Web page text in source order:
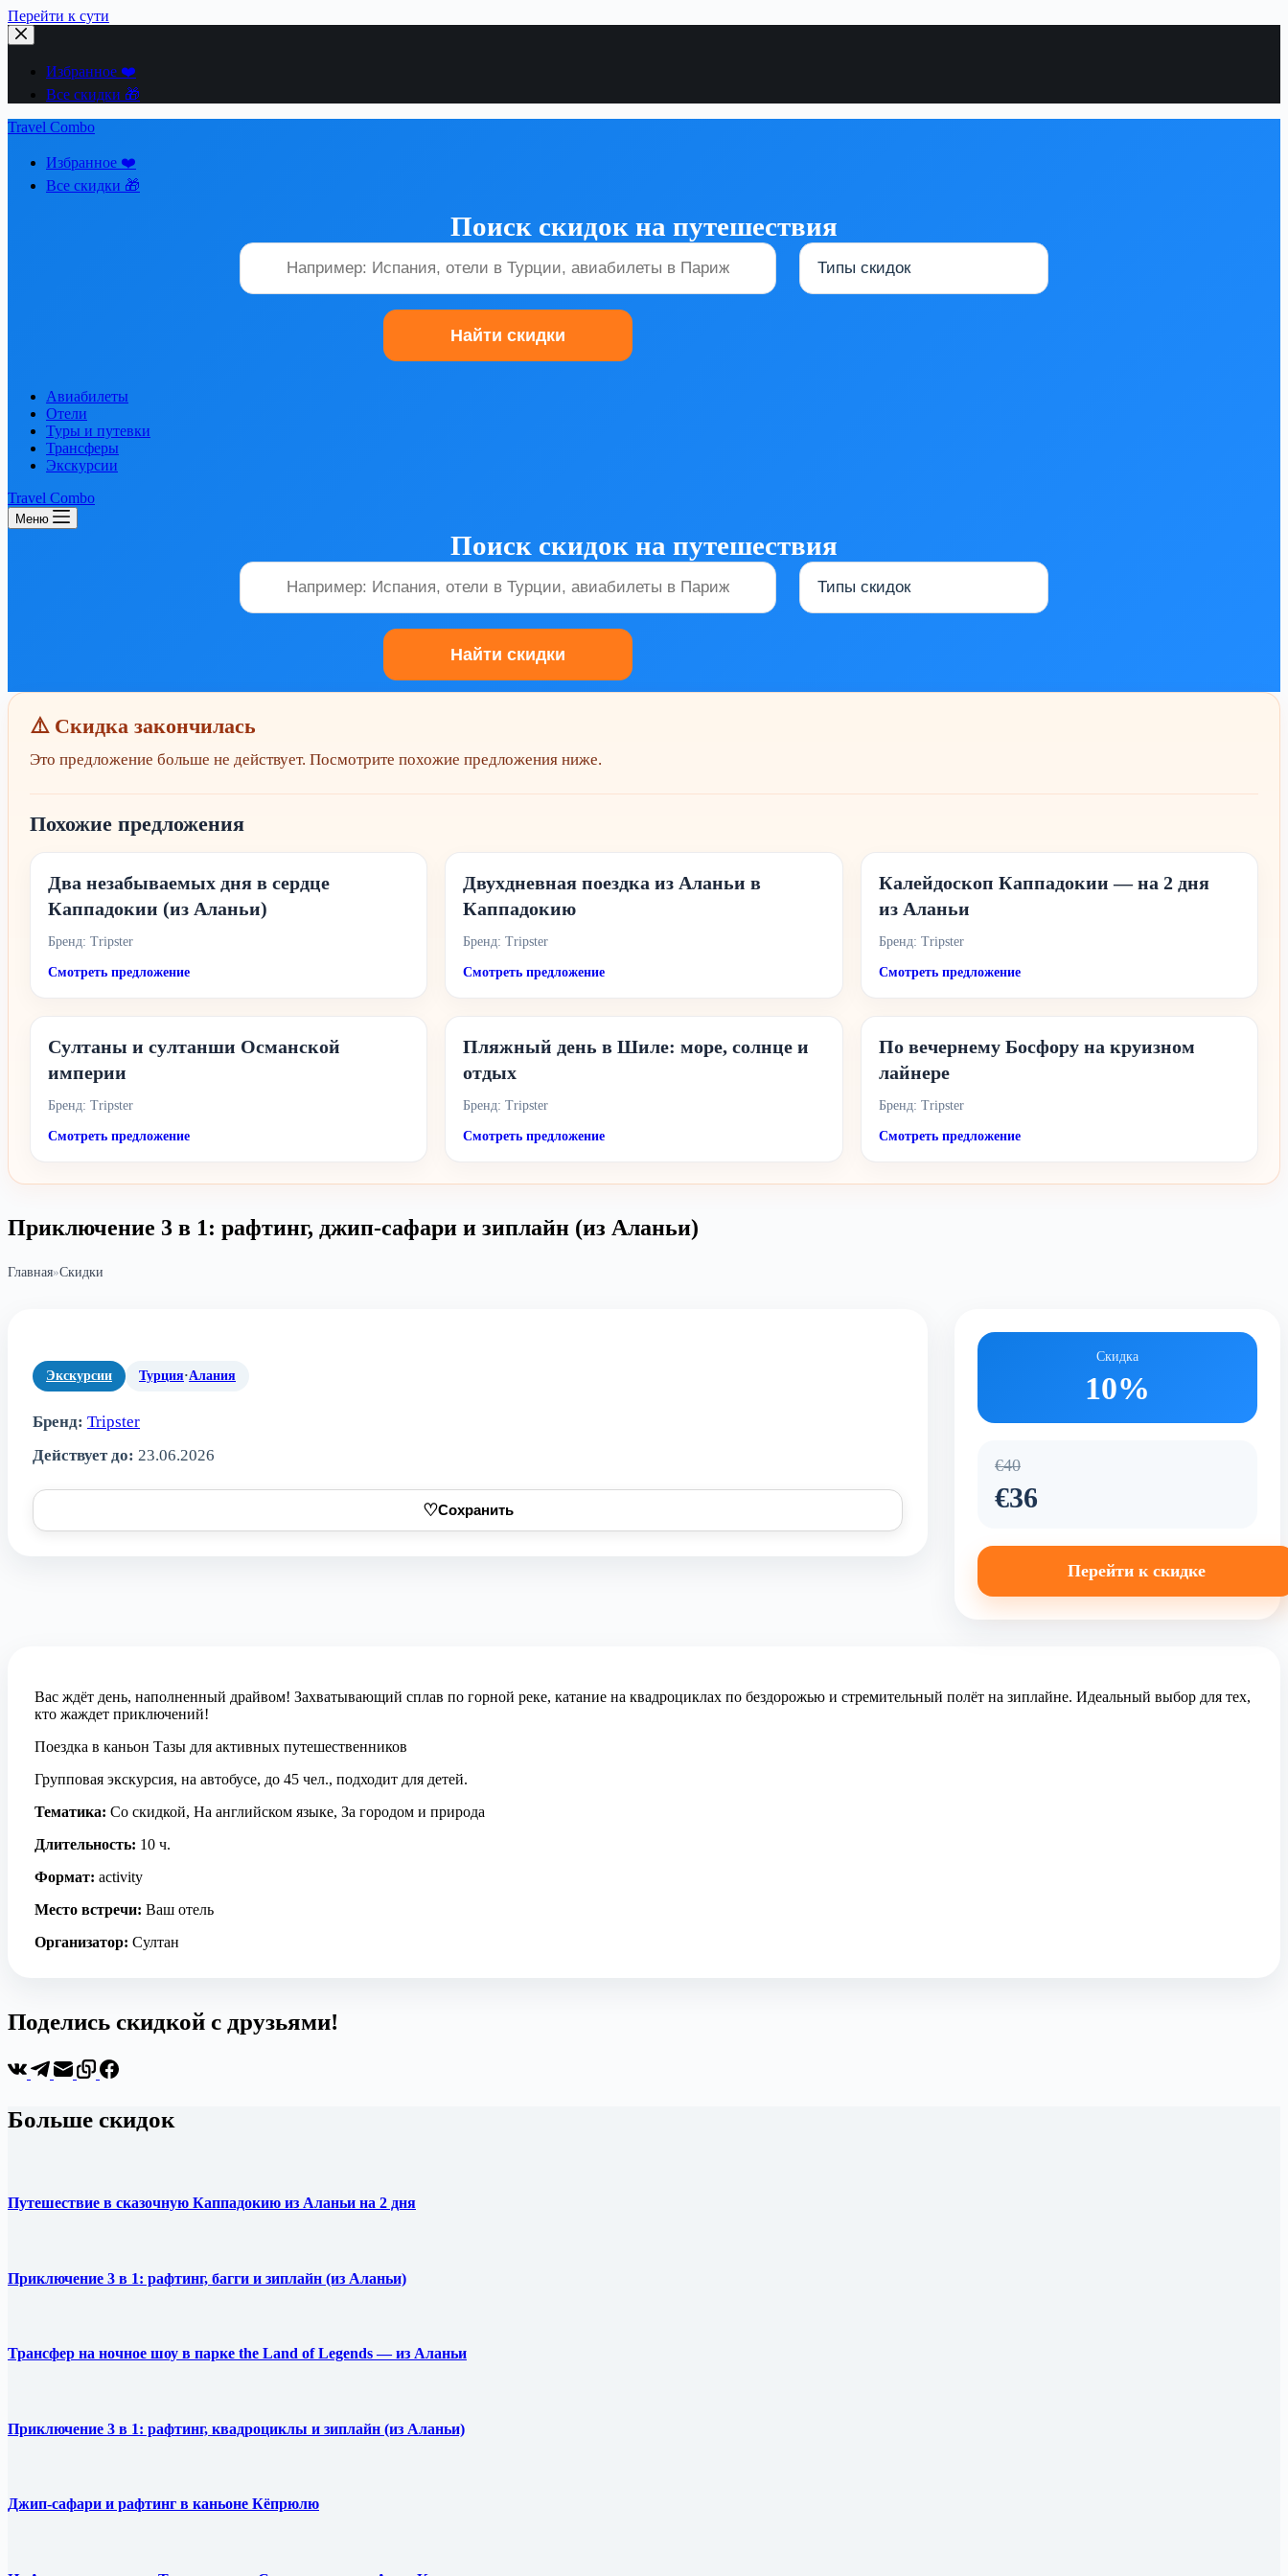
Перейти к сути
Избранное ❤️
Все скидки 🎁
Travel Combo
Избранное ❤️
Все скидки 🎁
Поиск скидок на путешествия
Авиабилеты
Отели
Туры и путевки
Трансферы
Экскурсии
Travel Combo
Меню
Поиск скидок на путешествия
⚠️ Скидка закончилась
Это предложение больше не действует. Посмотрите похожие предложения ниже.
Похожие предложения
Два незабываемых дня в сердце
Каппадокии (из Аланьи)
Бренд: Tripster
Смотреть предложение
Двухдневная поездка из Аланьи в
Каппадокию
Бренд: Tripster
Смотреть предложение
Калейдоскоп Каппадокии — на 2 дня
из Аланьи
Бренд: Tripster
Смотреть предложение
Султаны и султанши Османской
империи
Бренд: Tripster
Смотреть предложение
Пляжный день в Шиле: море, солнце и
отдых
Бренд: Tripster
Смотреть предложение
По вечернему Босфору на круизном
лайнере
Бренд: Tripster
Смотреть предложение
Приключение 3 в 1: рафтинг, джип-сафари и зиплайн (из Аланьи)
Главная»Скидки
Экскурсии Турция·Алания
Бренд: Tripster
Действует до: 23.06.2026
♡Сохранить
Скидка
10%
€40
€36
Перейти к скидке
Вас ждёт день, наполненный драйвом! Захватывающий сплав по горной реке, катание на квадроциклах по бездорожью и стремительный полёт на зиплайне. Идеальный выбор для тех,
кто жаждет приключений!
Поездка в каньон Тазы для активных путешественников
Групповая экскурсия, на автобусе, до 45 чел., подходит для детей.
Тематика: Со скидкой, На английском языке, За городом и природа
Длительность: 10 ч.
Формат: activity
Место встречи: Ваш отель
Организатор: Султан
Поделись скидкой с друзьями!
Больше скидок
Путешествие в сказочную Каппадокию из Аланьи на 2 дня
Приключение 3 в 1: рафтинг, багги и зиплайн (из Аланьи)
Трансфер на ночное шоу в парке the Land of Legends — из Аланьи
Приключение 3 в 1: рафтинг, квадроциклы и зиплайн (из Аланьи)
Джип-сафари и рафтинг в каньоне Кёпрюлю